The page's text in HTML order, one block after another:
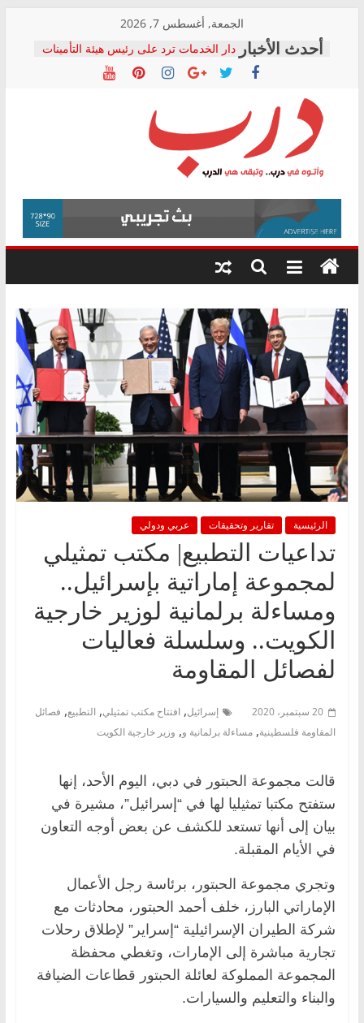
content
الجمعة, أغسطس 7, 2026
دار الخدمات ترد على رئيس هيئة التأمينات
بعد مؤتمره الصحفي: إنكار الأزمة لا ينهي
معاناة أصحاب المعاشات.. ونطالب بكشف
فرحات سليمان يكتب: القطاع الصحي إلى
أين؟
حزب التحالف الشعبي يطلق لجنة “الحق
في الصحة” بالإسكندرية لرصد الانتهاكات
ودعم المرضى
الوزاري لمدينة الصحفيين.. وانتهاء أعمال
إنشاء المبنى الإداري
المجلس القومي لحقوق الإنسان يعلن
متابعة قضية الدكتور محمد زهران.. ويؤكد:
قرينة البراءة وضمانات المحاكمة العادلة
درب
وأتوه
درب..
وتبقى
هي
الرئيسية تقارير وتحقيقات عربي ودولي
تداعيات التطبيع| مكتب تمثيلي
لمجموعة إماراتية بإسرائيل..
ومساءلة برلمانية لوزير خارجية
الكويت.. وسلسلة فعاليات
لفصائل المقاومة
20 سبتمبر، 2020 إسرائيل, افتتاح مكتب تمثيلي, التطبيع, فصائل
المقاومة فلسطينية, مساءلة برلمانية و, وزير خارجية الكويت
قالت مجموعة الحبتور في دبي، اليوم الأحد، إنها
ستفتح مكتبا تمثيليا لها في “إسرائيل”، مشيرة في
بيان إلى أنها تستعد للكشف عن بعض أوجه التعاون
في الأيام المقبلة.
وتجري مجموعة الحبتور، برئاسة رجل الأعمال
الإماراتي البارز، خلف أحمد الحبتور، محادثات مع
شركة الطيران الإسرائيلية “إسراير” لإطلاق رحلات
تجارية مباشرة إلى الإمارات، وتغطي محفظة
المجموعة المملوكة لعائلة الحبتور قطاعات الضيافة
والبناء والتعليم والسيارات.